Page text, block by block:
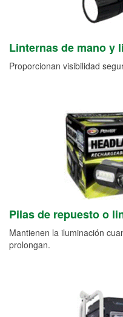
Linternas de mano y
Proporcionan visibilidad
Pilas de repuesto o
Mantienen la iluminación
prolongan.